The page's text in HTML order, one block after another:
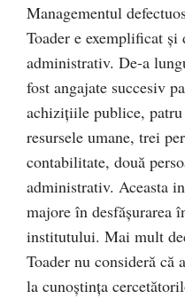
Managementul
Toader e exemplificat
administrativ. De-a
fost angajate succesiv
achizițiile publice, patru
resursele umane, trei
contabilitate, două
administrativ. Aceasta
majore în desfășurarea
institutului. Mai mult
Toader nu consideră că
la cunoștința